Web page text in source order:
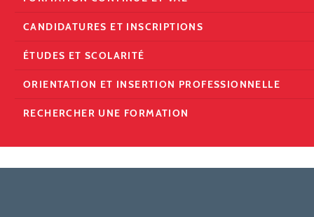
CANDIDATURES ET INSCRIPTIONS
ÉTUDES ET SCOLARITÉ
ORIENTATION ET INSERTION PROFESSIONNELLE
RECHERCHER UNE FORMATION